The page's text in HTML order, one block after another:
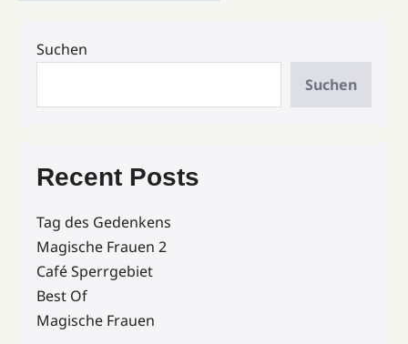
Suchen
Suchen
Recent Posts
Tag des Gedenkens
Magische Frauen 2
Café Sperrgebiet
Best Of
Magische Frauen